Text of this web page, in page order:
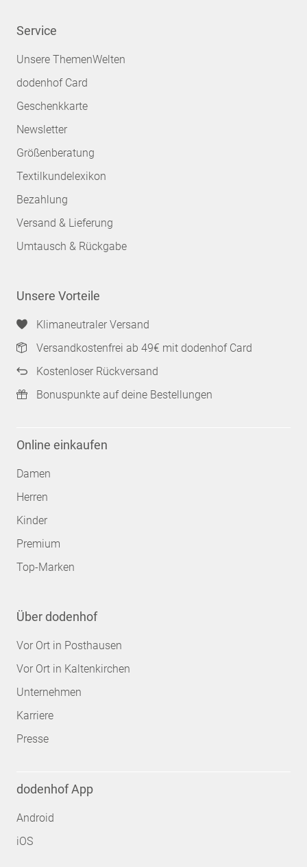
Service
Unsere ThemenWelten
dodenhof Card
Geschenkkarte
Newsletter
Größenberatung
Textilkundelexikon
Bezahlung
Versand & Lieferung
Umtausch & Rückgabe
Unsere Vorteile
Klimaneutraler Versand
Versandkostenfrei ab 49€ mit dodenhof Card
Kostenloser Rückversand
Bonuspunkte auf deine Bestellungen
Online einkaufen
Damen
Herren
Kinder
Premium
Top-Marken
Über dodenhof
Vor Ort in Posthausen
Vor Ort in Kaltenkirchen
Unternehmen
Karriere
Presse
dodenhof App
Android
iOS